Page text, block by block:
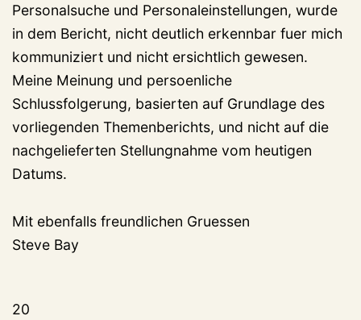
Personalsuche und Personaleinstellungen, wurde
in dem Bericht, nicht deutlich erkennbar fuer mich
kommuniziert und nicht ersichtlich gewesen.
Meine Meinung und persoenliche
Schlussfolgerung, basierten auf Grundlage des
vorliegenden Themenberichts, und nicht auf die
nachgelieferten Stellungnahme vom heutigen
Datums.
Mit ebenfalls freundlichen Gruessen
Steve Bay
20